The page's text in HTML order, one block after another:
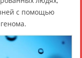
с помощью